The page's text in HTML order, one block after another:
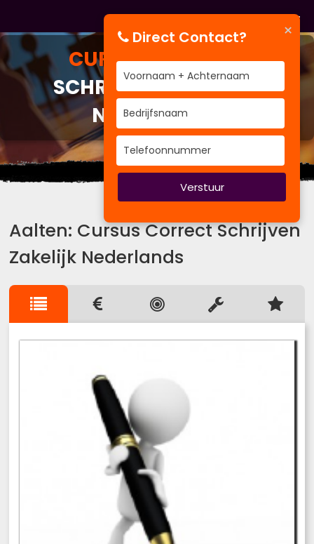
CURSUSCORRECT
SCHRIJVEN ZAKELIJK
NEDERLANDS
Uit het verleden kun je leren.
Aalten: Cursus Correct Schrijven
Zakelijk Nederlands
×
Direct Contact?
Verstuur